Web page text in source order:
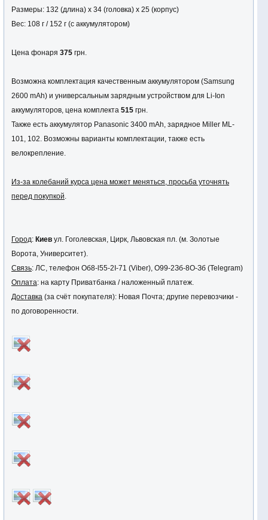
Размеры: 132 (длина) х 34 (головка) х 25 (корпус)
Вес: 108 г / 152 г (с аккумулятором)
Цена фонаря 375 грн.
Возможна комплектация качественным аккумулятором (Samsung
2600 mAh) и универсальным зарядным устройством для Li-Ion
аккумуляторов, цена комплекта 515 грн.
Также есть аккумулятор Panasonic 3400 mAh, зарядное Miller ML-
101, 102. Возможны варианты комплектации, также есть
велокрепление.
Из-за колебаний курса цена может меняться, просьба уточнять
перед покупкой.
Город: Киев ул. Гоголевская, Цирк, Львовская пл. (м. Золотые
Ворота, Университет).
Связь: ЛС, телефон Oб8-l55-2I-71 (Viber), O99-2Зб-8O-Зб (Telegram)
Оплата: на карту Приватбанка / наложенный платеж.
Доставка (за счёт покупателя): Новая Почта; другие перевозчики -
по договоренности.